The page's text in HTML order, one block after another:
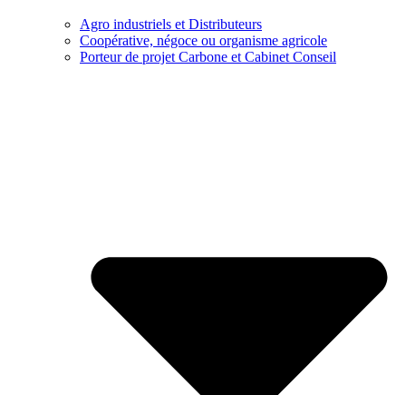
Agro industriels et Distributeurs
Coopérative, négoce ou organisme agricole
Porteur de projet Carbone et Cabinet Conseil